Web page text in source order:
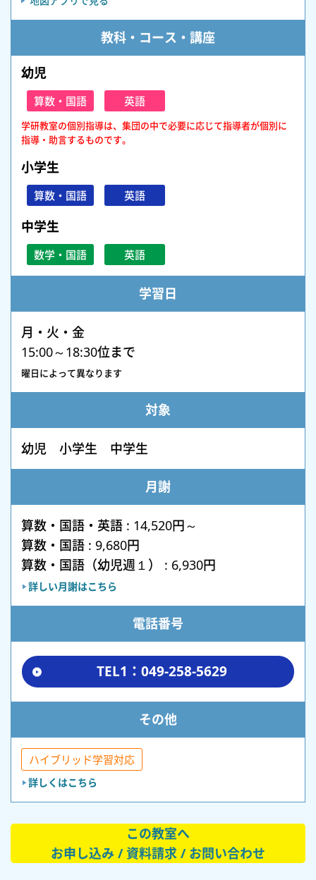
教科・コース・講座
幼児
算数・国語 英語
学研教室の個別指導は、集団の中で必要に応じて指導者が個別に
指導・助言するものです。
小学生
算数・国語 英語
中学生
数学・国語 英語
学習日
月・火・金
15:00～18:30位まで
曜日によって異なります
対象
幼児 小学生 中学生
月謝
算数・国語・英語 : 14,520円～
算数・国語 : 9,680円
算数・国語（幼児週１） : 6,930円
詳しい月謝はこちら
電話番号
TEL1：049-258-5629
その他
ハイブリッド学習対応
詳しくはこちら
この教室へ
お申し込み / 資料請求 / お問い合わせ